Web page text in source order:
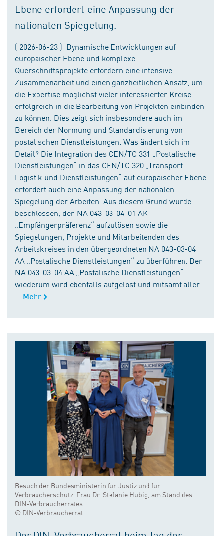
Ebene erfordert eine Anpassung der
nationalen Spiegelung.
( 2026-06-23 ) Dynamische Entwicklungen auf
europäischer Ebene und komplexe
Querschnittsprojekte erfordern eine intensive
Zusammenarbeit und einen ganzheitlichen Ansatz, um
die Expertise möglichst vieler interessierter Kreise
erfolgreich in die Bearbeitung von Projekten einbinden
zu können. Dies zeigt sich insbesondere auch im
Bereich der Normung und Standardisierung von
postalischen Dienstleistungen. Was ändert sich im
Detail? Die Integration des CEN/TC 331 „Postalische
Dienstleistungen“ in das CEN/TC 320 „Transport -
Logistik und Dienstleistungen“ auf europäischer Ebene
erfordert auch eine Anpassung der nationalen
Spiegelung der Arbeiten. Aus diesem Grund wurde
beschlossen, den NA 043-03-04-01 AK
„Empfängerpräferenz“ aufzulösen sowie die
Spiegelungen, Projekte und Mitarbeitenden des
Arbeitskreises in den übergeordneten NA 043-03-04
AA „Postalische Dienstleistungen“ zu überführen. Der
NA 043-03-04 AA „Postalische Dienstleistungen“
wiederum wird ebenfalls aufgelöst und mitsamt aller
Mehr
Besuch der Bundesministerin für Justiz und für
Verbraucherschutz, Frau Dr. Stefanie Hubig, am Stand des
DIN-Verbraucherrates
© DIN-Verbraucherrat